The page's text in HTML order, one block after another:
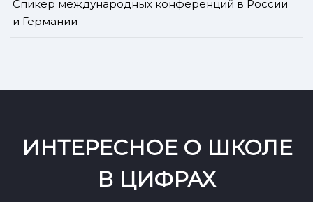
Спикер международных конференций в России
и Германии
ИНТЕРЕСНОЕ О ШКОЛЕ
В ЦИФРАХ